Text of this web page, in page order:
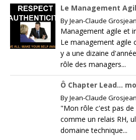
Le Management
ByJean-Claude Grosjean
Management agile et
Le management agile
y a une dizaine
rôle des managers...
Ô Chapter Lead…
ByJean-Claude Grosjean
"Mon rôle c'est pas de
comme un relais RH,
domaine technique...